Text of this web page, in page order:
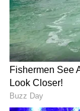
முதல்
ஷ்ரேயாஸ்